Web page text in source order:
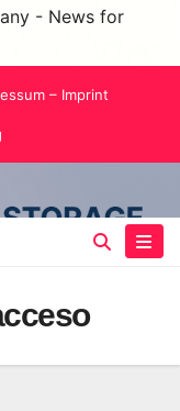
- News for
– Imprint